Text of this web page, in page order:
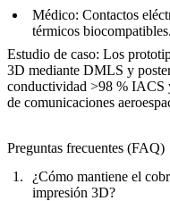
Médico: Contactos
térmicos biocompatibles.
Estudio de caso: Los
3D mediante DMLS y
conductividad >98 % IACS
de comunicaciones
Preguntas frecuentes (FAQ)
¿Cómo mantiene el
impresión 3D?